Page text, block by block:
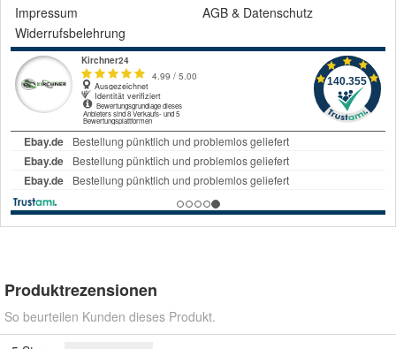
Impressum
AGB & Datenschutz
Widerrufsbelehrung
Produktrezensionen
So beurteilen Kunden dieses Produkt.